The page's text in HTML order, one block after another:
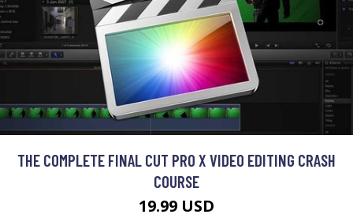
THE COMPLETE FINAL CUT PRO X VIDEO EDITING CRASH
COURSE
19.99 USD